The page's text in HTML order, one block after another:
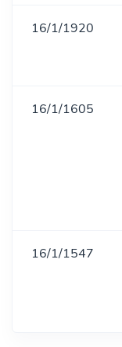
16/1/1920
16/1/1605
16/1/1547